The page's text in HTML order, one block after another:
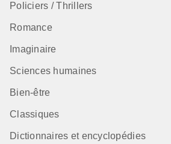
Policiers / Thrillers
Romance
Imaginaire
Sciences humaines
Bien-être
Classiques
Dictionnaires et encyclopédies